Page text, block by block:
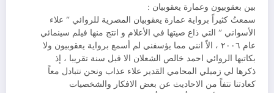
بين بعقوبيون وعمارة يعقوبيان :
سمعتُ كثيراً برواية عمارة يعقوبيان المصرية للروائي ” علاء
الأسواني ” التي ذاع صيتها في الأعلام و انتج منها فيلم سينمائي
عام ٢٠٠٦ ، الاّ انني مما يؤسفني لم أسمع برواية يعقوبيون ولا
بكاتبها الروائي احمد خالص الشعلان الا قبل سنة تقريبا ، إذ
ذكرها لي زميلي المحامي القدير علاء عذاب ونحن نتبادل معاً
كعادتنا نتفاً من الاحاديث عن بعض الافكار والشخصيات